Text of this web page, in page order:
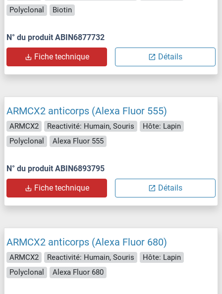
Polyclonal
Biotin
N° du produit ABIN6877732
Fiche technique Détails
ARMCX2 anticorps (Alexa Fluor 555)
ARMCX2 Reactivité: Humain, Souris
Hôte: Lapin
Polyclonal
Alexa Fluor 555
N° du produit ABIN6893795
Fiche technique Détails
ARMCX2 anticorps (Alexa Fluor 680)
ARMCX2 Reactivité: Humain, Souris
Hôte: Lapin
Polyclonal
Alexa Fluor 680